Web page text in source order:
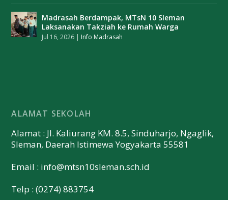
Madrasah Berdampak, MTsN 10 Sleman
Laksanakan Takziah ke Rumah Warga
Jul 16, 2026 | Info Madrasah
ALAMAT SEKOLAH
Alamat : Jl. Kaliurang KM. 8.5, Sinduharjo, Ngaglik,
Sleman, Daerah Istimewa Yogyakarta 55581
Email : info@mtsn10sleman.sch.id
Telp : (0274) 883754